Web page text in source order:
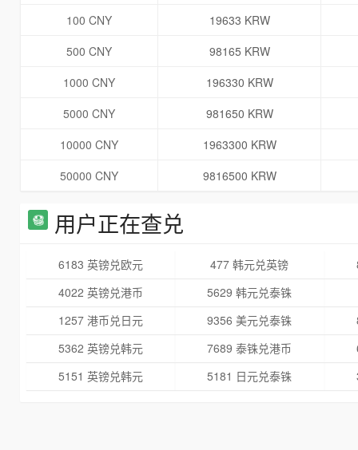
100 CNY
19633 KRW
500 CNY
98165 KRW
1000 CNY
196330 KRW
5000 CNY
981650 KRW
10000 CNY
1963300 KRW
50000 CNY
9816500 KRW
用户正在查兑
6183 英镑兑欧元 477 韩元兑英镑
4022 英镑兑港币
5629 韩元兑泰铢
1257 港币兑日元
9356 美元兑泰铢
5362 英镑兑韩元
7689 泰铢兑港币
5151 英镑兑韩元
5181 日元兑泰铢